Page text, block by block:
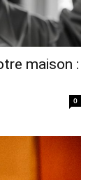
maison :
0